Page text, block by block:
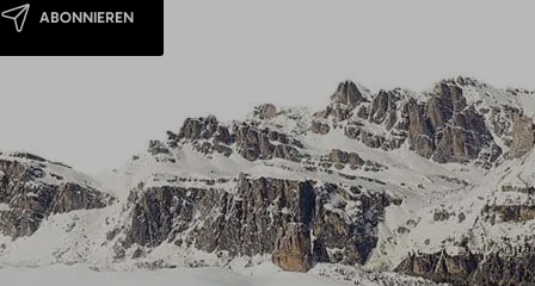
ABONNIEREN